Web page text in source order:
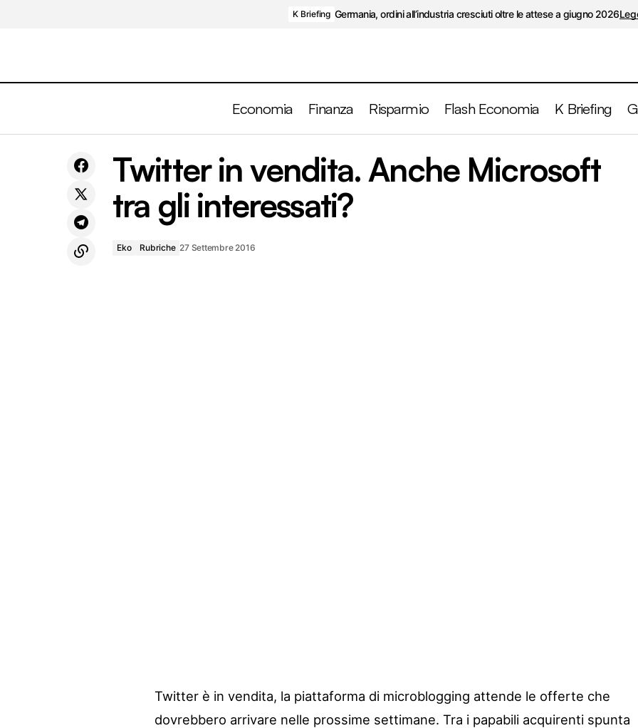
K Briefing Germania, ordini all’industria cresciuti oltre le attese a giugno 2026
Economia Finanza Risparmio Flash Economia K Briefing
per cui è bene pensarci
Rubriche Twitter in vendita. Anche Microsoft tra gli
Twitter in vendita. Anche Microsoft
tra gli interessati?
Eko Rubriche 27 Settembre 2016
Twitter è in vendita, la piattaforma di microblogging attende le offerte che
dovrebbero arrivare nelle prossime settimane. Tra i papabili acquirenti spunta